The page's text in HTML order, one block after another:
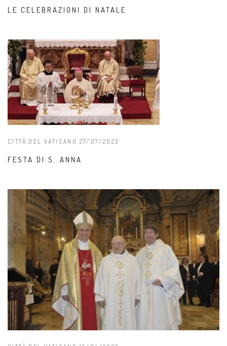
LE CELEBRAZIONI DI NATALE
CITTÀ DEL VATICANO 27/07/2023
FESTA DI S. ANNA